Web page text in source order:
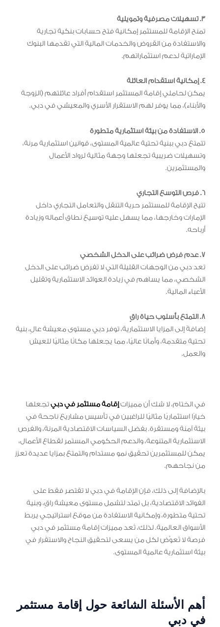
3. تسهيلات مصرفية وتمويلية
تمنح الإقامة للمستثمر إمكانية فتح حسابات بنكية تجارية
والاستفادة من القروض والخدمات المالية التي تقدمها البنوك
الإماراتية لدعم استثماراتهم.
4. إمكانية استقدام العائلة
يمكن لحاملي إقامة المستثمر استقدام أفراد عائلتهم (الزوجة
والأبناء)، مما يوفر لهم الاستقرار الأسري والمعيشي في دبي.
5. الاستفادة من بيئة استثمارية متطورة
تتمتع دبي ببنية تحتية عالمية المستوى، قوانين استثمارية مرنة،
وتسهيلات ضريبية تجعلها وجهة مثالية لرواد الأعمال
والمستثمرين.
6. فرص التوسع التجاري
تتيح الإقامة للمستثمر حرية التنقل والتعامل التجاري داخل
الإمارات وخارجها، مما يسهل عليه توسيع نطاق أعماله وزيادة
أرباحه.
7. عدم فرض ضرائب على الدخل الشخصي
تعد دبي من الوجهات القليلة التي لا تفرض ضرائب على الدخل
الشخصي، مما يساهم في زيادة العوائد الاستثمارية وتقليل
الأعباء المالية.
8. التمتع بأسلوب حياة راقٍ
إضافةً إلى المزايا الاستثمارية، توفر دبي مستوى معيشة عالٍ، بنية
تحتية متقدمة، وأمانًا عاليًا، مما يجعلها مكانًا مثاليًا للعيش
والعمل.
في الختام، لا شك أن مميزات إقامة مستثمر في دبيتجعلها
خيارًا استثماريًا مثاليًا للراغبين في تأسيس مشاريع ناجحة في
بيئة آمنة ومستقرة. بفضل السياسات الاقتصادية المرنة، والفرص
الاستثمارية المتنوعة، والدعم الحكومي المستمر لقطاع الأعمال،
يمكن للمستثمرين تحقيق نمو مستدام والتمتع بمزايا عديدة تعزز
من نجاحهم.
بالإضافة إلى ذلك، فإن الإقامة في دبي لا تقتصر فقط على
الفوائد الاقتصادية، بل تمتد لتشمل مستوى معيشة راقٍ، وبنية
تحتية متطورة، وإمكانية الاستفادة من موقع استراتيجي يربط
الأسواق العالمية. لذلك، تُعد مميزات إقامة مستثمر في دبي
فرصة لا تُعوَّض لكل من يسعى لتحقيق النجاح والاستقرار في
بيئة استثمارية عالمية المستوى.
أهم الأسئلة الشائعة حول إقامة مستثمر
في دبي